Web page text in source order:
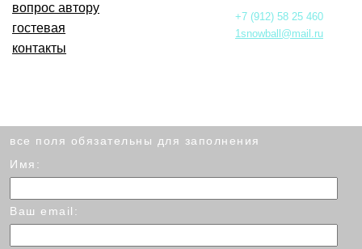
вопрос автору
гостевая
контакты
+7 (912) 58 25 460
1snowball@mail.ru
все поля обязательны для заполнения
Имя:
Ваш email: